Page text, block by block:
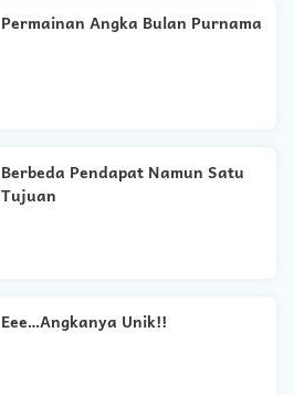
Permainan Angka Bulan Purnama
Berbeda Pendapat Namun Satu
Tujuan
Eee…Angkanya Unik!!